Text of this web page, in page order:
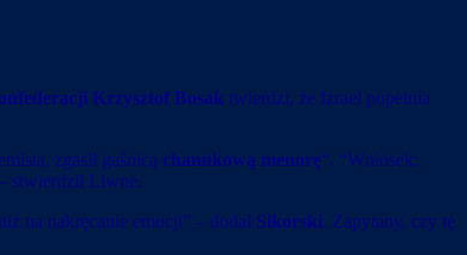
Krzysztof Bosak twierdzi, że Izrael popełnia
zgasił gaśnicą chanukową menorę“. “Wniosek:
stwierdził Liwne.
na nakręcanie emocji” – dodał Sikorski. Zapytany, czy tę